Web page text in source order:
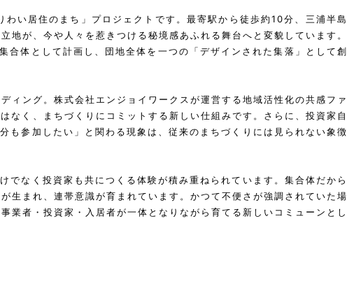
い居住のまち」プロジェクトです。最寄駅から徒歩約10分、三浦半島
地が、今や人々を惹きつける秘境感あふれる舞台へと変貌しています。
体として計画し、団地全体を一つの「デザインされた集落」として創
ィング。株式会社エンジョイワークスが運営する地域活性化の共感ファ
なく、まちづくりにコミットする新しい仕組みです。さらに、投資家自
も参加したい」と関わる現象は、従来のまちづくりには見られない象徴
でなく投資家も共につくる体験が積み重ねられています。集合体だから
生まれ、連帯意識が育まれています。かつて不便さが強調されていた場
業者・投資家・入居者が一体となりながら育てる新しいコミューンとし